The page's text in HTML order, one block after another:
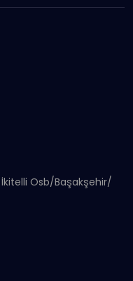
İkitelli Osb/Başakşehir/